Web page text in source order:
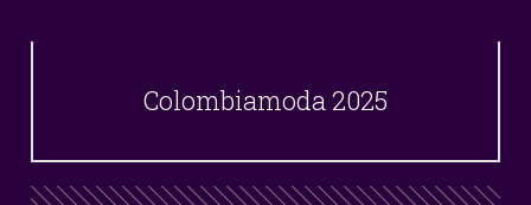
Colombiamoda 2025